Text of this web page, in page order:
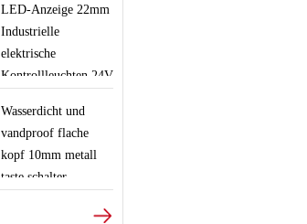
für Aufzugssicherheit
mit Kabeln
LED-Anzeige 22mm
Industrielle
elektrische
Kontrollleuchten 24V
weiß Signallampe
Wasserdicht und
vandproof flache
kopf 10mm metall
taste schalter